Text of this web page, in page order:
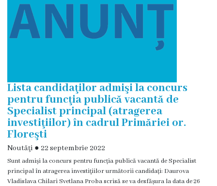
Primăriei
Dispoziţiile
primarului
Proiecte
investiționale
Proiecte
în
Lista candidaţilor admişi la concurs
pentru funcţia publică vacantă de
Specialist principal (atragerea
investiţiilor) în cadrul Primăriei or.
Floreşti
Noutăţi ● 22 septembrie 2022
Sunt admiși la concurs pentru funcția publică vacantă de Specialist
principal în atragerea investiţiilor următorii candidați: Daurova
Vladislava Chilari Svetlana Proba scrisă se va desfășura la data de 26